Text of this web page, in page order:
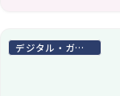
デジタル・ガジェット